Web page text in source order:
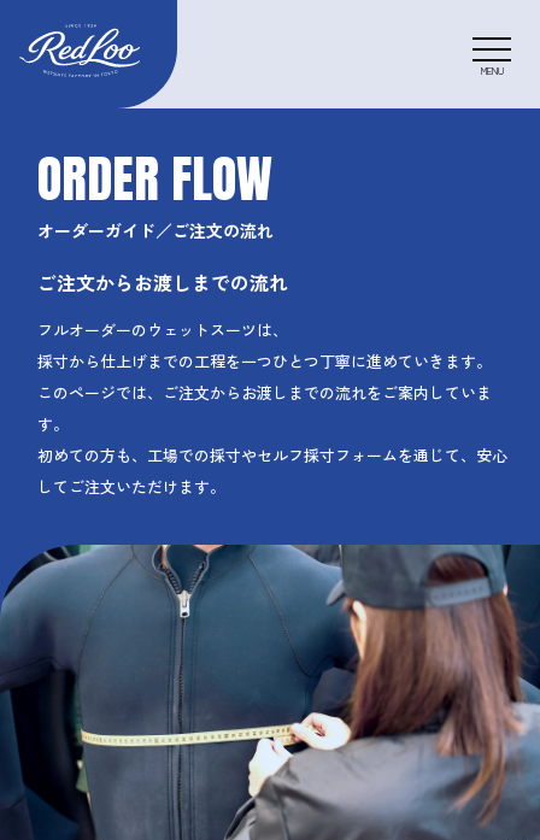
ORDER FLOW
オーダーガイド／ご注文の流れ
ご注文からお渡しまでの流れ
フルオーダーのウェットスーツは、
採寸から仕上げまでの工程を一つひとつ丁寧に進めていきます。
このページでは、ご注文からお渡しまでの流れをご案内していま
す。
初めての方も、工場での採寸やセルフ採寸フォームを通じて、安心
してご注文いただけます。